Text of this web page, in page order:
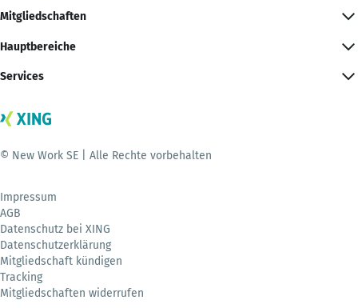
Mitgliedschaften
Hauptbereiche
Services
© New Work SE | Alle Rechte vorbehalten
Impressum
AGB
Datenschutz bei XING
Datenschutzerklärung
Mitgliedschaft kündigen
Tracking
Mitgliedschaften widerrufen